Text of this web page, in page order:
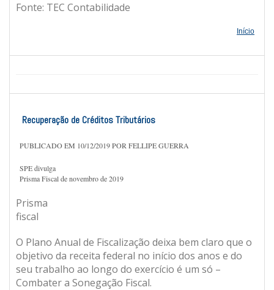
Fonte: TEC Contabilidade
Início
Recuperação de Créditos Tributários
PUBLICADO EM 10/12/2019 POR FELLIPE GUERRA
SPE divulga
Prisma Fiscal de novembro de 2019
Prisma
fiscal
O Plano Anual de Fiscalização deixa bem claro que o
objetivo da receita federal no início dos anos e do
seu trabalho ao longo do exercício é um só –
Combater a Sonegação Fiscal.